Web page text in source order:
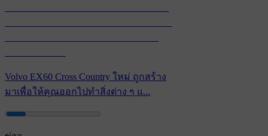
Volvo EX60 Cross Country ใหม่ ถูกสร้าง
มาเพื่อให้คุณออกไปทำสิ่งต่าง ๆ แ...